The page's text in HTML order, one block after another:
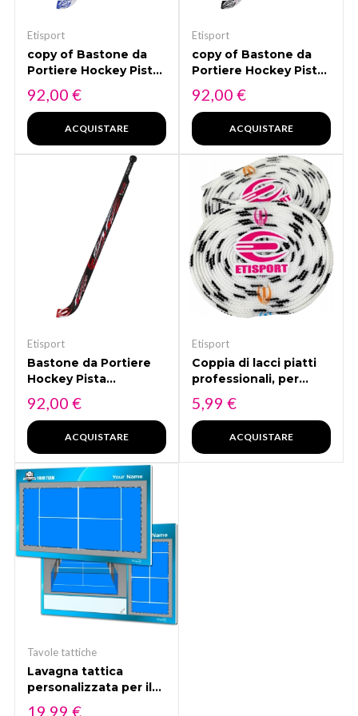
Etisport
copy of Bastone da
Portiere Hockey Pista
ETISPORT 2K24.
Colore: verde e blu
Prezzo
92,00 €
ACQUISTARE
Etisport
copy of Bastone da
Portiere Hockey Pista
ETISPORT 2K24.
Colore: fucsia e
bianco
Prezzo
92,00 €
ACQUISTARE
Etisport
Bastone da Portiere
Hockey Pista
ETISPORT 2K24.
Colore: rosso e nero
Prezzo
92,00 €
ACQUISTARE
Etisport
Coppia di lacci piatti
professionali, per
hockey, scarpe da
ghiaccio, linea su
ruote. Resistente.
Lunghezza 3 m
ciascuno.
Prezzo
5,99 €
ACQUISTARE
Tavole tattiche
Lavagna tattica
personalizzata per il
padel
Prezzo
19,99 €